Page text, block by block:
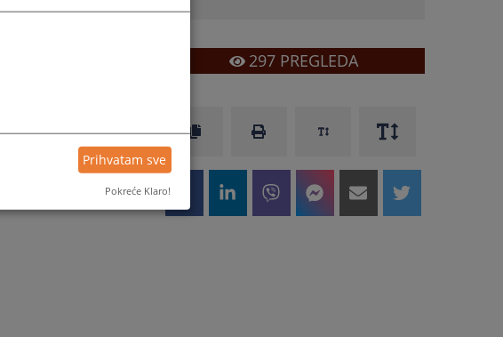
297PREGLEDA
Prihvatam sve
Pokreće Klaro!